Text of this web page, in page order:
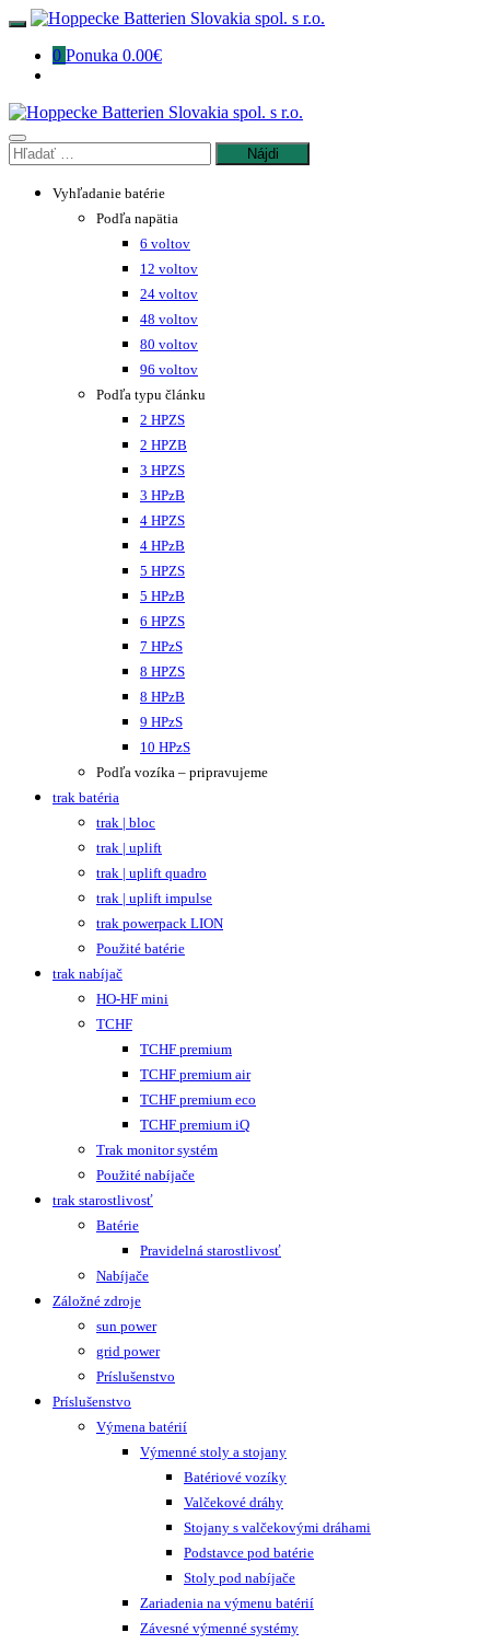
Preskočiť
obsah
0 Ponuka 0.00€
Hľadať:
Vyhľadanie batérie
Podľa napätia
6 voltov
12 voltov
24 voltov
48 voltov
80 voltov
96 voltov
Podľa typu článku
2 HPZS
2 HPZB
3 HPZS
3 HPzB
4 HPZS
4 HPzB
5 HPZS
5 HPzB
6 HPZS
7 HPzS
8 HPZS
8 HPzB
9 HPzS
10 HPzS
Podľa vozíka – pripravujeme
trak batéria
trak | bloc
trak | uplift
trak | uplift quadro
trak | uplift impulse
trak powerpack LION
Použité batérie
trak nabíjač
HO-HF mini
TCHF
TCHF premium
TCHF premium air
TCHF premium eco
TCHF premium iQ
Trak monitor systém
Použité nabíjače
trak starostlivosť
Batérie
Pravidelná starostlivosť
Nabíjače
Záložné zdroje
sun power
grid power
Príslušenstvo
Príslušenstvo
Výmena batérií
Výmenné stoly a stojany
Batériové vozíky
Valčekové dráhy
Stojany s valčekovými dráhami
Podstavce pod batérie
Stoly pod nabíjače
Zariadenia na výmenu batérií
Závesné výmenné systémy